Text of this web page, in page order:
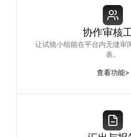
协作审核
让试镜小组能在平台内无缝审
表。
查看功能>